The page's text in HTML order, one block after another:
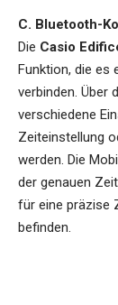
C. Bluetooth-
Die Casio
Funktion, die es
verbinden. Über
verschiedene
Zeiteinstellung
werden. Die
der genauen
für eine präzise
befinden.